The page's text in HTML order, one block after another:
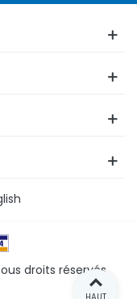
droits réservés